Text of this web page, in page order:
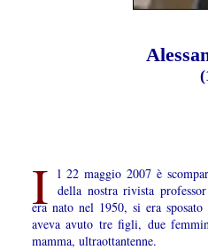
I l 22 maggio 2007 è
della nostra rivista
era nato nel 1950, si era
aveva avuto tre figli, due
mamma, ultraottantenne.